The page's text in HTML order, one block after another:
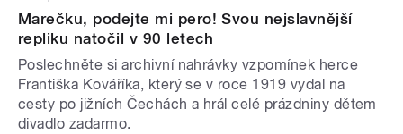
Marečku, podejte mi pero! Svou nejslavnější
repliku natočil v 90 letech
Poslechněte si archivní nahrávky vzpomínek herce
Františka Kováříka, který se v roce 1919 vydal na
cesty po jižních Čechách a hrál celé prázdniny dětem
divadlo zadarmo.